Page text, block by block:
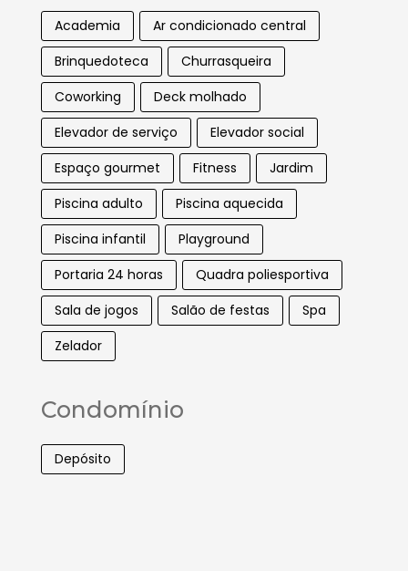
Academia
Ar condicionado central
Brinquedoteca
Churrasqueira
Coworking
Deck molhado
Elevador de serviço
Elevador social
Espaço gourmet
Fitness
Jardim
Piscina adulto
Piscina aquecida
Piscina infantil
Playground
Portaria 24 horas
Quadra poliesportiva
Sala de jogos
Salão de festas
Spa
Zelador
Condomínio
Depósito